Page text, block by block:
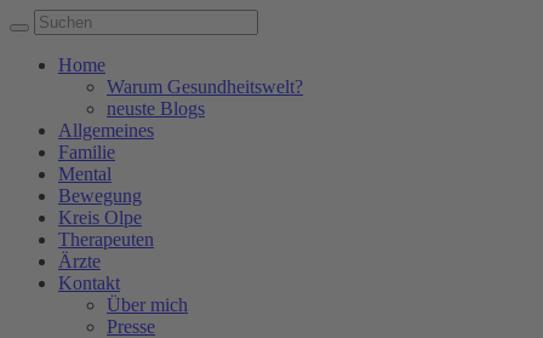
Home
Warum Gesundheitswelt?
neuste Blogs
Allgemeines
Familie
Mental
Bewegung
Kreis Olpe
Therapeuten
Ärzte
Kontakt
Über mich
Presse